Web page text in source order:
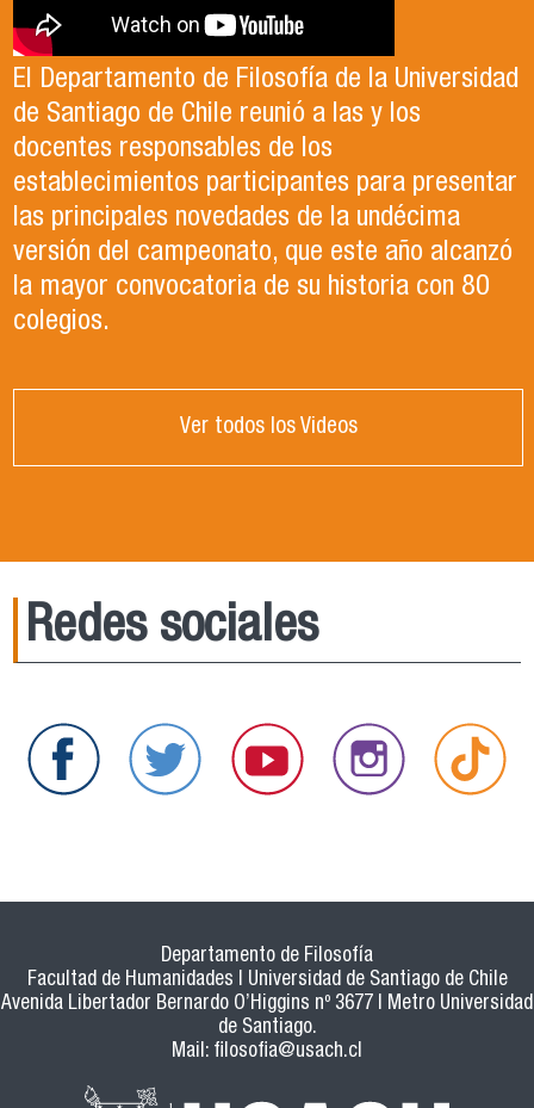
El Departamento de Filosofía de la Universidad
de Santiago de Chile reunió a las y los
docentes responsables de los
establecimientos participantes para presentar
las principales novedades de la undécima
versión del campeonato, que este año alcanzó
la mayor convocatoria de su historia con 80
colegios.
Ver todos los Videos
Redes sociales
Departamento de Filosofía
Facultad de Humanidades | Universidad de Santiago de Chile
Avenida Libertador Bernardo O’Higgins nº 3677 | Metro Universidad
de Santiago.
Mail: filosofia@usach.cl